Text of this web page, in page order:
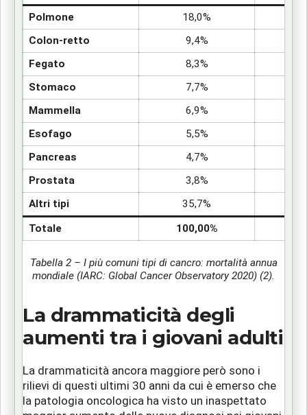
Polmone 18,0%
Colon-retto
9,4%
Fegato
8,3%
Stomaco
7,7%
Mammella
6,9%
Esofago
5,5%
Pancreas
4,7%
Prostata
3,8%
Altri tipi
35,7%
Totale
100,00%
Tabella 2 – I più comuni tipi di cancro: mortalità annua
mondiale (IARC: Global Cancer Observatory 2020) (2).
La drammaticità degli
aumenti tra i giovani adulti
La drammaticità ancora maggiore però sono i
rilievi di questi ultimi 30 anni da cui è emerso che
la patologia oncologica ha visto un inaspettato